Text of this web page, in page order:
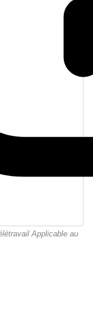
Applicable au